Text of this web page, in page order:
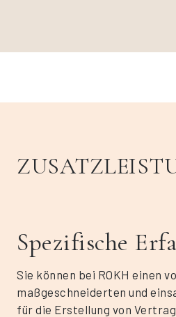
Spezifische
Sie können bei ROKH einen
maßgeschneiderten und
für die Erstellung von